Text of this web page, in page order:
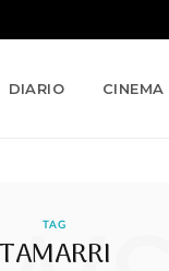
DIARIO
TAG
TAMARRI